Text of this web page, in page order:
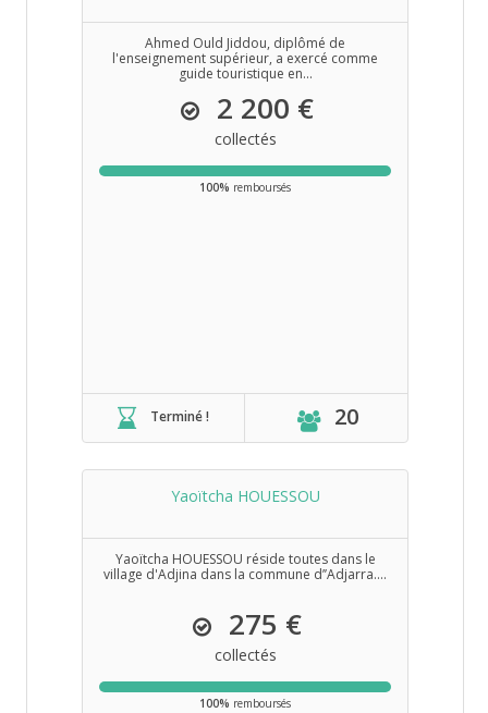
Ahmed Ould Jiddou, diplômé de
l'enseignement supérieur, a exercé comme
guide touristique en...
2 200 €
collectés
100% remboursés
Terminé ! 20
Yaoïtcha HOUESSOU
Yaoïtcha HOUESSOU réside toutes dans le
village d'Adjina dans la commune d’’Adjarra....
275 €
collectés
100% remboursés